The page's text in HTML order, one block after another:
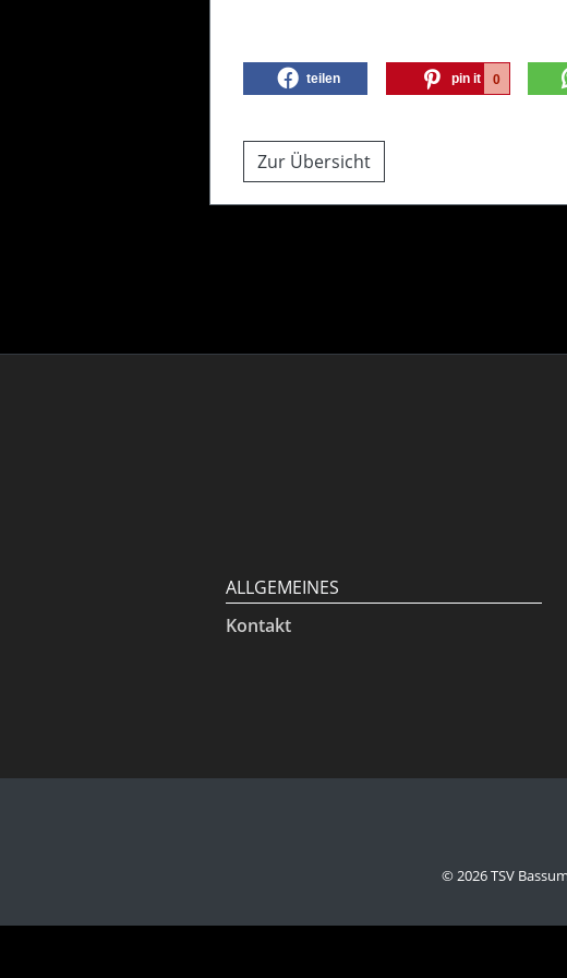
teilen pin it 0
Zur Übersicht
ALLGEMEINES
Kontakt
©2026 TSV